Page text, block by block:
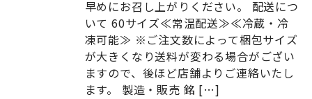
早めにお召し上がりください。 配送につ
いて 60サイズ≪常温配送≫≪冷蔵・冷
凍可能≫ ※ご注文数によって梱包サイズ
が大きくなり送料が変わる場合がござい
ますので、後ほど店舗よりご連絡いたし
ます。 製造・販売 銘 […]